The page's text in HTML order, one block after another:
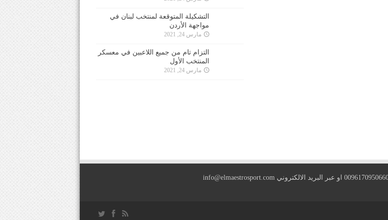
التشكيلة المتوقعة لمنتخب لبنان في
مواجهة الأردن
مارس 24, 2021
التزام تام من جميع اللاعبين في معسكر
المنتخب الأول
مارس 24, 2021
info@elmaestrosport.com